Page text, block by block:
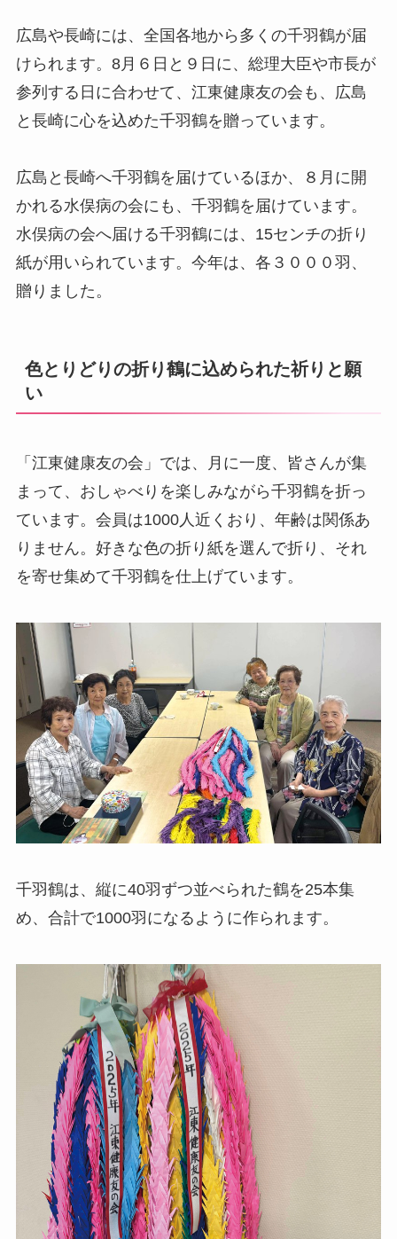
広島や長崎には、全国各地から多くの千羽鶴が届
けられます。8月６日と９日に、総理大臣や市長が
参列する日に合わせて、江東健康友の会も、広島
と長崎に心を込めた千羽鶴を贈っています。
広島と長崎へ千羽鶴を届けているほか、８月に開
かれる水俣病の会にも、千羽鶴を届けています。
水俣病の会へ届ける千羽鶴には、15センチの折り
紙が用いられています。今年は、各３０００羽、
贈りました。
色とりどりの折り鶴に込められた祈りと願
い
「江東健康友の会」では、月に一度、皆さんが集
まって、おしゃべりを楽しみながら千羽鶴を折っ
ています。会員は1000人近くおり、年齢は関係あ
りません。好きな色の折り紙を選んで折り、それ
を寄せ集めて千羽鶴を仕上げています。
千羽鶴は、縦に40羽ずつ並べられた鶴を25本集
め、合計で1000羽になるように作られます。